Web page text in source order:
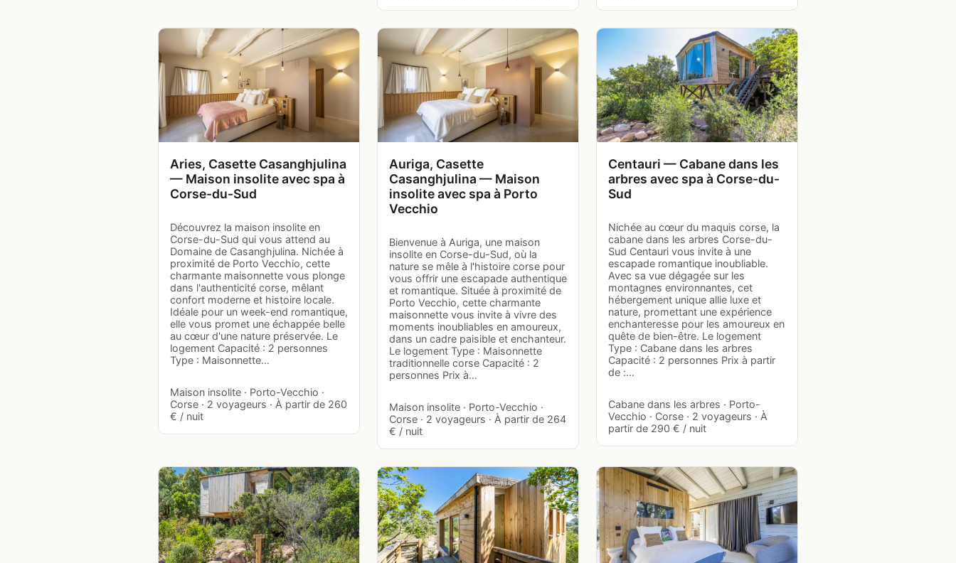
Aries, Casette Casanghjulina
— Maison insolite avec spa à
Corse-du-Sud
Découvrez la maison insolite en
Corse-du-Sud qui vous attend au
Domaine de Casanghjulina. Nichée à
proximité de Porto Vecchio, cette
charmante maisonnette vous plonge
dans l'authenticité corse, mêlant
confort moderne et histoire locale.
Idéale pour un week-end romantique,
elle vous promet une échappée belle
au cœur d'une nature préservée. Le
logement Capacité : 2 personnes
Type : Maisonnette…
Maison insolite · Porto-Vecchio ·
Corse · 2 voyageurs · À partir de 260
€ / nuit
Auriga, Casette
Casanghjulina — Maison
insolite avec spa à Porto
Vecchio
Bienvenue à Auriga, une maison
insolite en Corse-du-Sud, où la
nature se mêle à l'histoire corse pour
vous offrir une escapade authentique
et romantique. Située à proximité de
Porto Vecchio, cette charmante
maisonnette vous invite à vivre des
moments inoubliables en amoureux,
dans un cadre paisible et enchanteur.
Le logement Type : Maisonnette
traditionnelle corse Capacité : 2
personnes Prix à…
Maison insolite · Porto-Vecchio ·
Corse · 2 voyageurs · À partir de 264
€ / nuit
Centauri — Cabane dans les
arbres avec spa à Corse-du-
Sud
Nichée au cœur du maquis corse, la
cabane dans les arbres Corse-du-
Sud Centauri vous invite à une
escapade romantique inoubliable.
Avec sa vue dégagée sur les
montagnes environnantes, cet
hébergement unique allie luxe et
nature, promettant une expérience
enchanteresse pour les amoureux en
quête de bien-être. Le logement
Type : Cabane dans les arbres
Capacité : 2 personnes Prix à partir
de :…
Cabane dans les arbres · Porto-
Vecchio · Corse · 2 voyageurs · À
partir de 290 € / nuit